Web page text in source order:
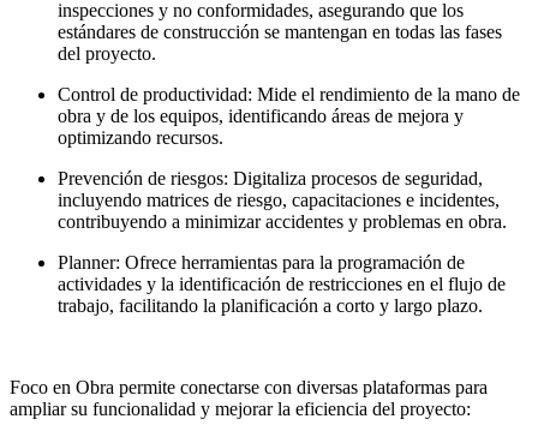
inspecciones y no conformidades, asegurando que los
estándares de construcción se mantengan en todas las fases
del proyecto.
Control de productividad: Mide el rendimiento de la mano de
obra y de los equipos, identificando áreas de mejora y
optimizando recursos.
Prevención de riesgos: Digitaliza procesos de seguridad,
incluyendo matrices de riesgo, capacitaciones e incidentes,
contribuyendo a minimizar accidentes y problemas en obra.
Planner: Ofrece herramientas para la programación de
actividades y la identificación de restricciones en el flujo de
trabajo, facilitando la planificación a corto y largo plazo.
Foco en Obra permite conectarse con diversas plataformas para
ampliar su funcionalidad y mejorar la eficiencia del proyecto: